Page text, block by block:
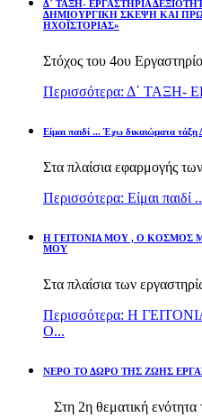
Δ΄ ΤΑΞΗ- ΕΡΓΑΣΤΗΡΙΑ
ΔΗΜΙΟΥΡΓΙΚΗ ΣΚΕΨΗ ΚΑΙ
ΗΧΟΪΣΤΟΡΙΑΣ»
Στόχος του 4ου
Περισσότερα: Δ΄
Είμαι παιδί ... Έχω δικαιώματα τάξη
Στα πλαίσια εφαρμογής
Περισσότερα: Είμαι παιδί
Η ΓΕΙΤΟΝΙΑ ΜΟΥ , Ο ΚΟΣΜΟΣ
ΜΟΥ
Στα πλαίσια των
Περισσότερα: Η
Ο...
ΝΕΡΟ ΤΟ ΔΩΡΟ ΤΗΣ ΖΩΗΣ
Στη 2η θεματική